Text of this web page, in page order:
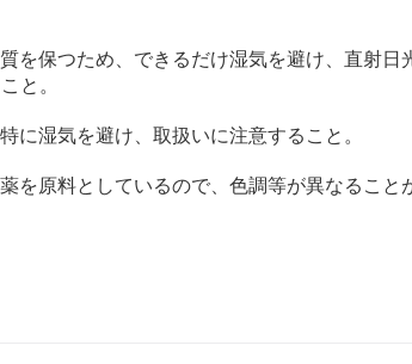
保つため、できるだけ湿気を避け、直射日
と。
湿気を避け、取扱いに注意すること。
原料としているので、色調等が異なること